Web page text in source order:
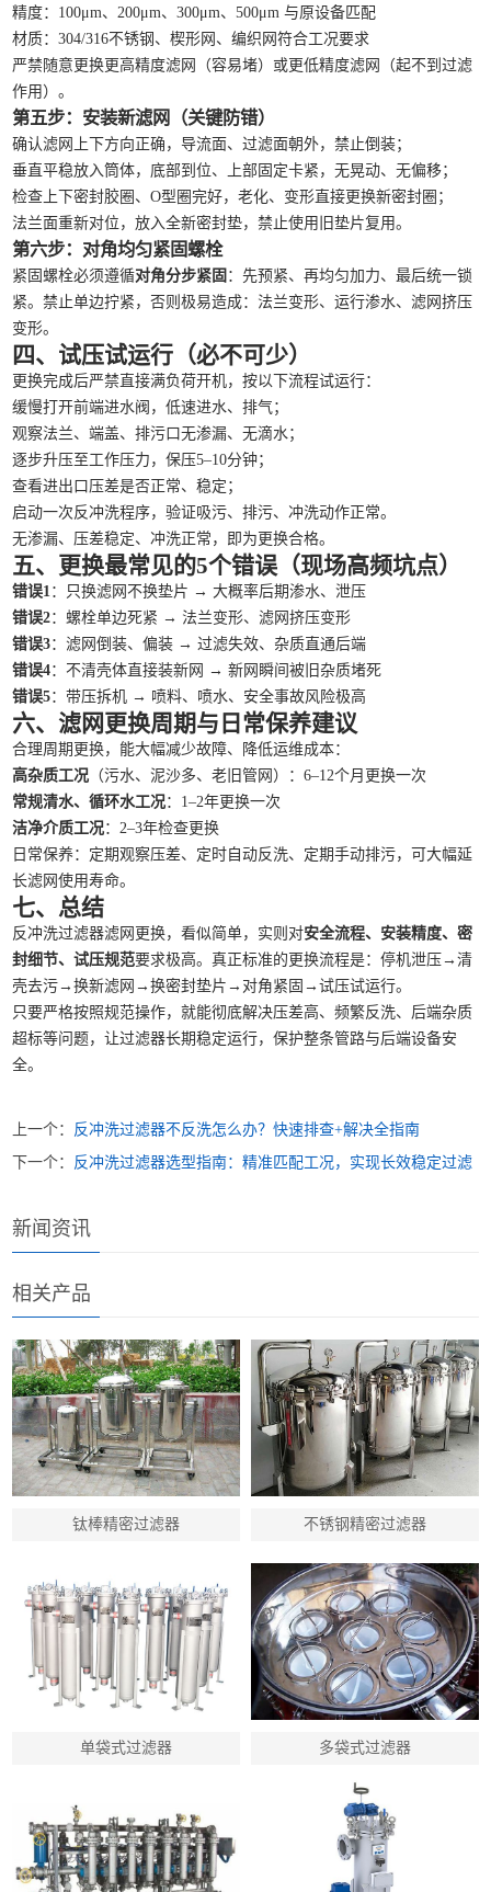
精度：100μm、200μm、300μm、500μm 与原设备匹配
材质：304/316不锈钢、楔形网、编织网符合工况要求
严禁随意更换更高精度滤网（容易堵）或更低精度滤网（起不到过滤
作用）。
第五步：安装新滤网（关键防错）
确认滤网上下方向正确，导流面、过滤面朝外，禁止倒装；
垂直平稳放入筒体，底部到位、上部固定卡紧，无晃动、无偏移；
检查上下密封胶圈、O型圈完好，老化、变形直接更换新密封圈；
法兰面重新对位，放入全新密封垫，禁止使用旧垫片复用。
第六步：对角均匀紧固螺栓
紧固螺栓必须遵循对角分步紧固 ：先预紧、再均匀加力、最后统一锁
紧。禁止单边拧紧，否则极易造成：法兰变形、运行渗水、滤网挤压
变形。
四、试压试运行（必不可少）
更换完成后严禁直接满负荷开机，按以下流程试运行：
缓慢打开前端进水阀，低速进水、排气；
观察法兰、端盖、排污口无渗漏、无滴水；
逐步升压至工作压力，保压5–10分钟；
查看进出口压差是否正常、稳定；
启动一次反冲洗程序，验证吸污、排污、冲洗动作正常。
无渗漏、压差稳定、冲洗正常，即为更换合格。
五、更换最常见的5个错误（现场高频坑点）
错误1 ：只换滤网不换垫片 → 大概率后期渗水、泄压
错误2：螺栓单边死紧 → 法兰变形、滤网挤压变形
错误3：滤网倒装、偏装 → 过滤失效、杂质直通后端
错误4：不清壳体直接装新网 → 新网瞬间被旧杂质堵死
错误5：带压拆机 → 喷料、喷水、安全事故风险极高
六、滤网更换周期与日常保养建议
合理周期更换，能大幅减少故障、降低运维成本：
高杂质工况 （污水、泥沙多、老旧管网）：6–12个月更换一次
常规清水、循环水工况：1–2年更换一次
洁净介质工况：2–3年检查更换
日常保养：定期观察压差、定时自动反洗、定期手动排污，可大幅延
长滤网使用寿命。
七、总结
反冲洗过滤器滤网更换，看似简单，实则对安全流程、安装精度、密
封细节、试压规范要求极高。真正标准的更换流程是：停机泄压→清
壳去污→换新滤网→换密封垫片→对角紧固→试压试运行。
只要严格按照规范操作，就能彻底解决压差高、频繁反洗、后端杂质
超标等问题，让过滤器长期稳定运行，保护整条管路与后端设备安
全。
上一个： 反冲洗过滤器不反洗怎么办？快速排查+解决全指南
下一个： 反冲洗过滤器选型指南：精准匹配工况，实现长效稳定过滤
新闻资讯
相关产品
钛棒精密过滤器 不锈钢精密过滤器
单袋式过滤器 多袋式过滤器